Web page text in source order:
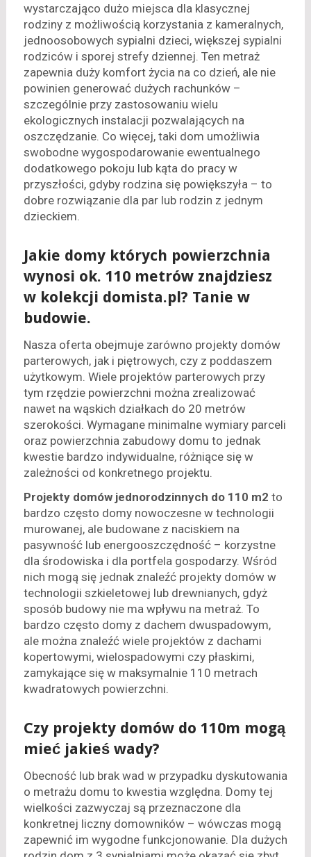
wystarczająco dużo miejsca dla klasycznej
rodziny z możliwością korzystania z kameralnych,
jednoosobowych sypialni dzieci, większej sypialni
rodziców i sporej strefy dziennej. Ten metraż
zapewnia duży komfort życia na co dzień, ale nie
powinien generować dużych rachunków –
szczególnie przy zastosowaniu wielu
ekologicznych instalacji pozwalających na
oszczędzanie. Co więcej, taki dom umożliwia
swobodne wygospodarowanie ewentualnego
dodatkowego pokoju lub kąta do pracy w
przyszłości, gdyby rodzina się powiększyła – to
dobre rozwiązanie dla par lub rodzin z jednym
dzieckiem.
Jakie domy których powierzchnia
wynosi ok. 110 metrów znajdziesz
w kolekcji domista.pl? Tanie w
budowie.
Nasza oferta obejmuje zarówno projekty domów
parterowych, jak i piętrowych, czy z poddaszem
użytkowym. Wiele projektów parterowych przy
tym rzędzie powierzchni można zrealizować
nawet na wąskich działkach do 20 metrów
szerokości. Wymagane minimalne wymiary parceli
oraz powierzchnia zabudowy domu to jednak
kwestie bardzo indywidualne, różniące się w
zależności od konkretnego projektu.
Projekty domów jednorodzinnych do 110 m2 to
bardzo często domy nowoczesne w technologii
murowanej, ale budowane z naciskiem na
pasywność lub energooszczędność – korzystne
dla środowiska i dla portfela gospodarzy. Wśród
nich mogą się jednak znaleźć projekty domów w
technologii szkieletowej lub drewnianych, gdyż
sposób budowy nie ma wpływu na metraż. To
bardzo często domy z dachem dwuspadowym,
ale można znaleźć wiele projektów z dachami
kopertowymi, wielospadowymi czy płaskimi,
zamykające się w maksymalnie 110 metrach
kwadratowych powierzchni.
Czy projekty domów do 110m mogą
mieć jakieś wady?
Obecność lub brak wad w przypadku dyskutowania
o metrażu domu to kwestia względna. Domy tej
wielkości zazwyczaj są przeznaczone dla
konkretnej liczny domowników – wówczas mogą
zapewnić im wygodne funkcjonowanie. Dla dużych